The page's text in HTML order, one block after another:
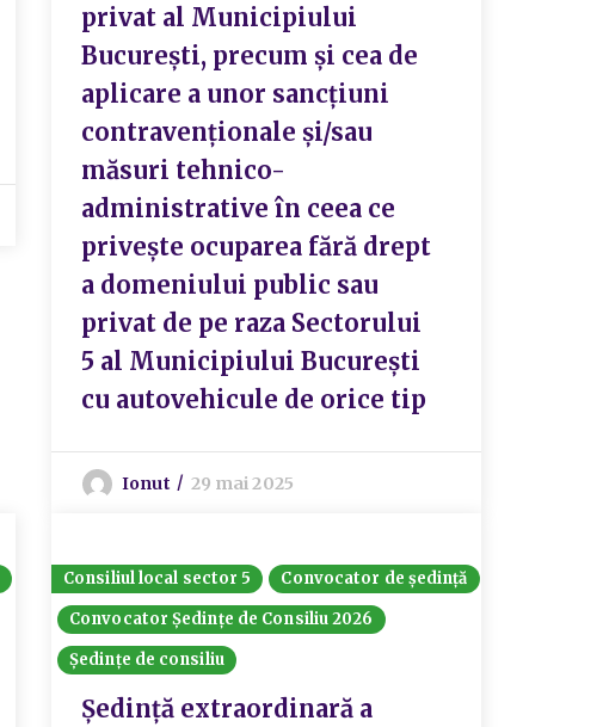
privat al Municipiului
București, precum și cea de
aplicare a unor sancțiuni
contravenționale și/sau
măsuri tehnico-
administrative în ceea ce
privește ocuparea fără drept
a domeniului public sau
privat de pe raza Sectorului
5 al Municipiului București
cu autovehicule de orice tip
Ionut 29 mai 2025
Consiliul local sector 5
Convocator de ședință
Convocator Ședințe de Consiliu 2026
Ședințe de consiliu
Ședință extraordinară a